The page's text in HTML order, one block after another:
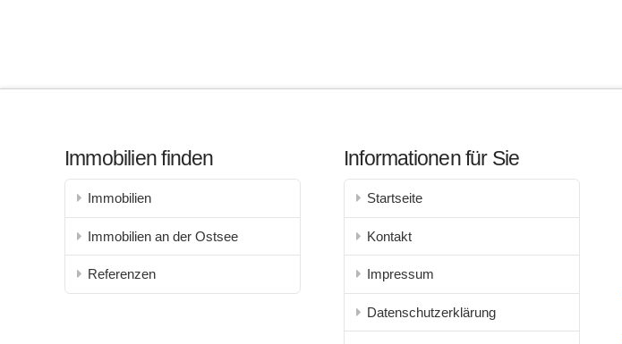
Immobilien finden
Immobilien
Immobilien an der Ostsee
Referenzen
Informationen für Sie
Startseite
Kontakt
Impressum
Datenschutzerklärung